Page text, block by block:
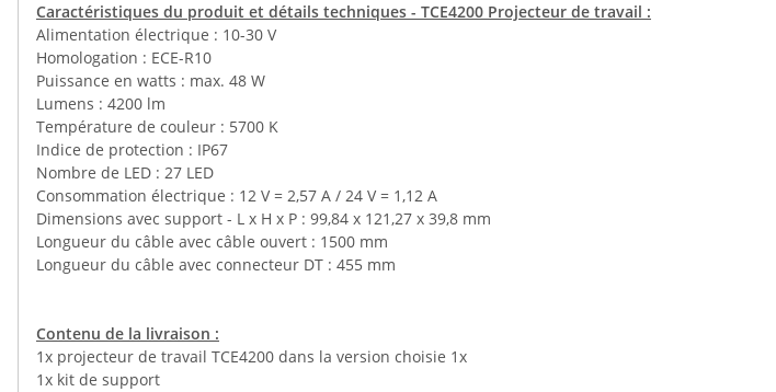
Caractéristiques du produit et détails techniques - TCE4200 Projecteur de travail :
Alimentation électrique : 10-30 V
Homologation : ECE-R10
Puissance en watts : max. 48 W
Lumens : 4200 lm
Température de couleur : 5700 K
Indice de protection : IP67
Nombre de LED : 27 LED
Consommation électrique : 12 V = 2,57 A / 24 V = 1,12 A
Dimensions avec support - L x H x P : 99,84 x 121,27 x 39,8 mm
Longueur du câble avec câble ouvert : 1500 mm
Longueur du câble avec connecteur DT : 455 mm
Contenu de la livraison :
1x projecteur de travail TCE4200 dans la version choisie 1x
1x kit de support